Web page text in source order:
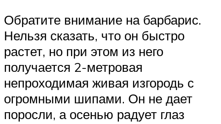
Обратите внимание на барбарис.
Нельзя сказать, что он быстро
растет, но при этом из него
получается 2-метровая
непроходимая живая изгородь с
огромными шипами. Он не дает
поросли, а осенью радует глаз